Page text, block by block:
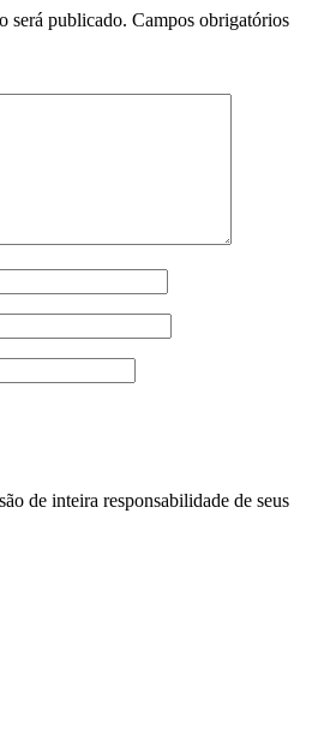
será publicado. Campos obrigatórios
de inteira responsabilidade de seus